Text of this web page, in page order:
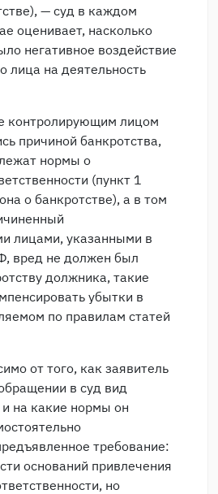
— суд в каждом
оценивает, насколько
негативное воздействие
лица на деятельность
контролирующим лицом
причиной банкротства,
нормы о
(пункт 1
о банкротстве), а в том
лицами, указанными в
вред не должен был
должника, такие
убытки в
по правилам статей
от того, как заявитель
в суд вид
и на какие нормы он
требование:
оснований привлечения
но